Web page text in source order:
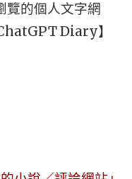
的個人文字網
Diary】